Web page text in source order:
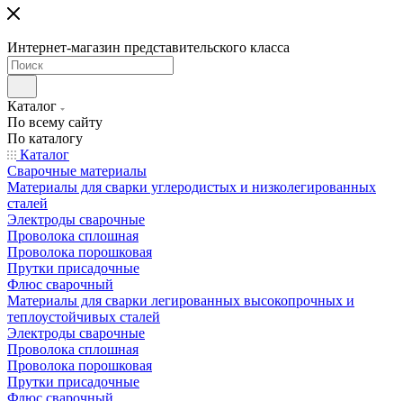
Интернет-магазин представительского класса
Каталог
По всему сайту
По каталогу
Каталог
Сварочные материалы
Материалы для сварки углеродистых и низколегированных
сталей
Электроды сварочные
Проволока сплошная
Проволока порошковая
Прутки присадочные
Флюс сварочный
Материалы для сварки легированных высокопрочных и
теплоустойчивых сталей
Электроды сварочные
Проволока сплошная
Проволока порошковая
Прутки присадочные
Флюс сварочный